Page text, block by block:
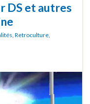
DS et autres
, Retroculture,